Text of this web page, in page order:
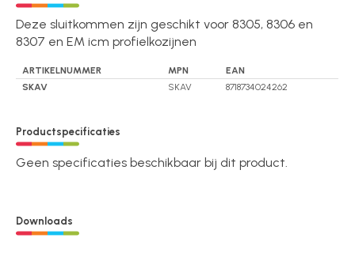
Deze sluitkommen zijn geschikt voor 8305, 8306 en
8307 en EM icm profielkozijnen
ARTIKELNUMMER MPN
EAN
SKAV
SKAV 8718734024262
Productspecificaties
Geen specificaties beschikbaar bij dit product.
Downloads